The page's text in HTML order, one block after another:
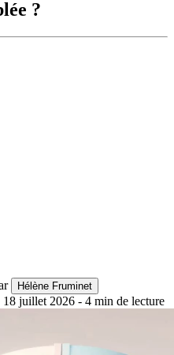
?
Hélène Fruminet
18 juillet 2026 - 4 min de lecture